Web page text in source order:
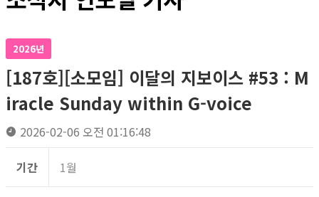
2026년
[187호][소모임] 이달의 지보이스 #53 : M
iracle Sunday within G-voice
2026-02-06 오전 01:16:48
기간 1월